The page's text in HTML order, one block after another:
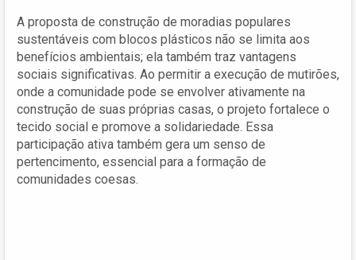
A proposta de construção de moradias populares
sustentáveis com blocos plásticos não se limita aos
benefícios ambientais; ela também traz vantagens
sociais significativas. Ao permitir a execução de mutirões,
onde a comunidade pode se envolver ativamente na
construção de suas próprias casas, o projeto fortalece o
tecido social e promove a solidariedade. Essa
participação ativa também gera um senso de
pertencimento, essencial para a formação de
comunidades coesas.